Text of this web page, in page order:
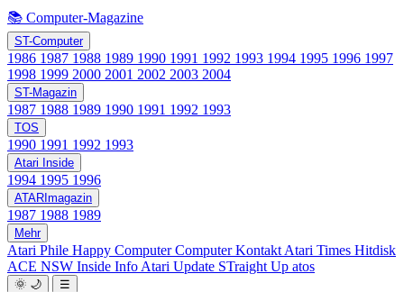
📚 Computer-Magazine
ST-Computer
1986 1987 1988 1989 1990 1991 1992 1993 1994 1995 1996 1997
1998 1999 2000 2001 2002 2003 2004
ST-Magazin
1987 1988 1989 1990 1991 1992 1993
TOS
1990 1991 1992 1993
Atari Inside
1994 1995 1996
ATARImagazin
1987 1988 1989
Mehr
Atari Phile Happy ComputerComputer Kontakt Atari Times Hitdisk
ACE NSW Inside Info Atari Update STraight Up atos
🌞 🌙
☰